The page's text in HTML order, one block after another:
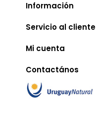
Información
Servicio al cliente
Mi cuenta
Contactános